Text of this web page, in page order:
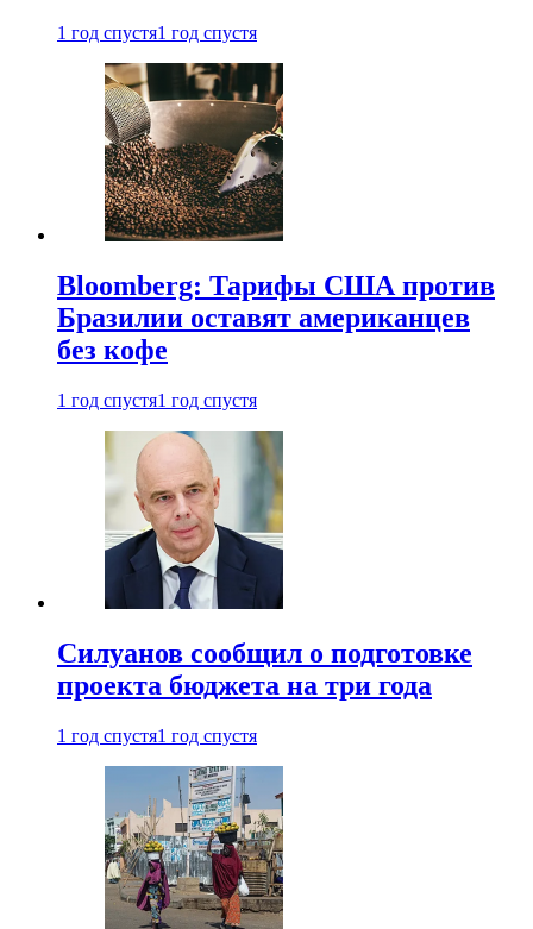
1 год спустя1 год спустя
Bloomberg: Тарифы США против
Бразилии оставят американцев
без кофе
1 год спустя1 год спустя
Силуанов сообщил о подготовке
проекта бюджета на три года
1 год спустя1 год спустя